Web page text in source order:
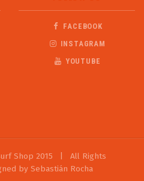
FACEBOOK
INSTAGRAM
YOUTUBE
Shop 2015
All Rights
by Sebastián Rocha